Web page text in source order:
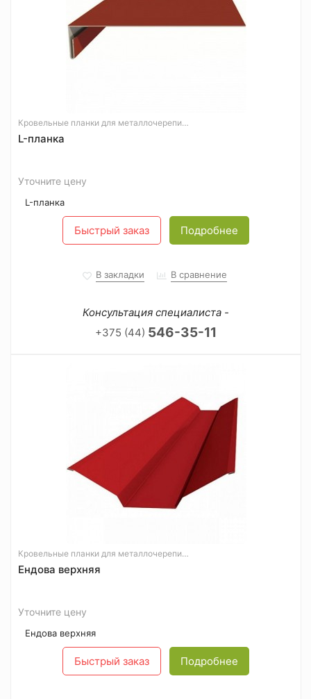
Кровельные планки для металлочерепицы
L-планка
Уточните цену
L-планка
Быстрый заказ Подробнее
В закладки В сравнение
Консультация специалиста -
+375 (44) 546-35-11
Кровельные планки для металлочерепицы
Ендова верхняя
Уточните цену
Ендова верхняя
Быстрый заказ Подробнее